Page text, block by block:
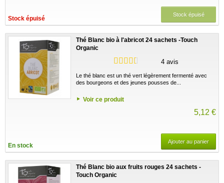
Stock épuisé
Stock épuisé
Thé Blanc bio à l'abricot 24 sachets -Touch
Organic
4 avis
Le thé blanc est un thé vert légèrement fermenté avec
des bourgeons et des jeunes pousses de...
Voir ce produit
5,12 €
En stock
Ajouter au panier
Thé Blanc bio aux fruits rouges 24 sachets -
Touch Organic